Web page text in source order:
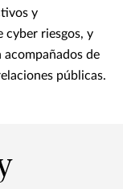
y
cyber riesgos, y
acompañados de
públicas.